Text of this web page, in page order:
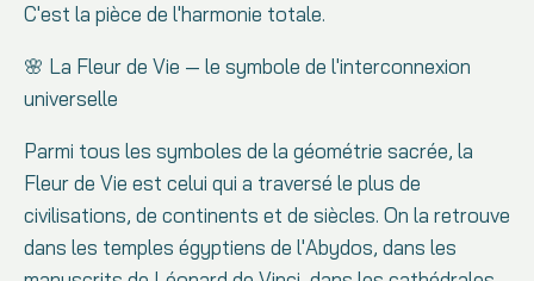
C'est la pièce de l'harmonie totale.
🌸 La Fleur de Vie — le symbole de l'interconnexion
universelle
Parmi tous les symboles de la géométrie sacrée, la
Fleur de Vie est celui qui a traversé le plus de
civilisations, de continents et de siècles. On la retrouve
dans les temples égyptiens de l'Abydos, dans les